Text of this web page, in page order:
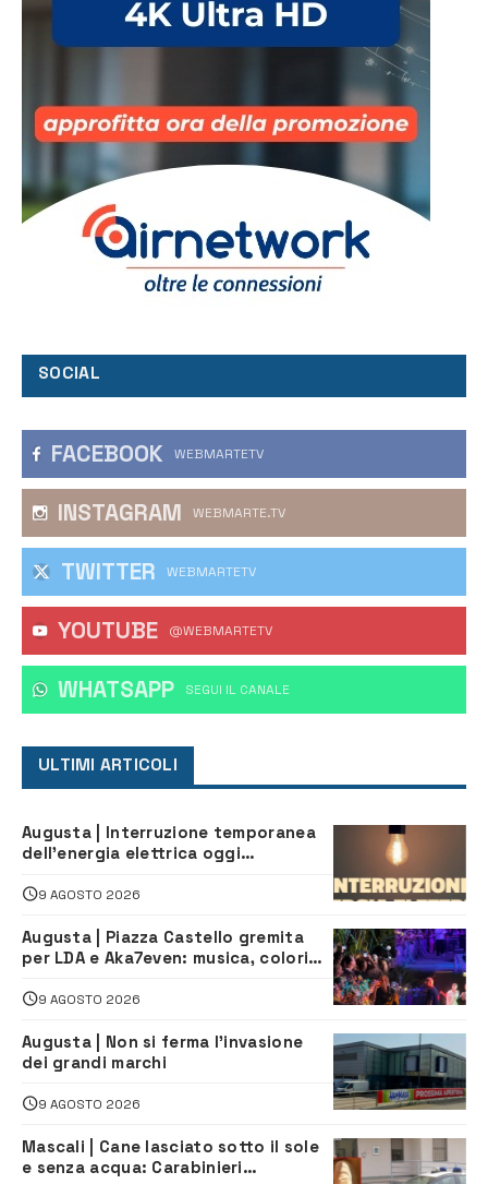
SOCIAL
FACEBOOK WEBMARTETV
INSTAGRAM WEBMARTE.TV
TWITTER WEBMARTETV
YOUTUBE @WEBMARTETV
WHATSAPP ‎SEGUI IL CANALE
ULTIMI ARTICOLI
Augusta | Interruzione temporanea
dell’energia elettrica oggi
lavori
9 AGOSTO 2026
Augusta | Piazza Castello gremita
per LDA e Aka7even: musica, colori
9 AGOSTO 2026
Augusta | Non si ferma l’invasione
dei grandi marchi
9 AGOSTO 2026
Mascali | Cane lasciato sotto il sole
e senza acqua: Carabinieri